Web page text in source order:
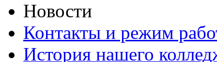
Новости
Контакты и режим
История нашего